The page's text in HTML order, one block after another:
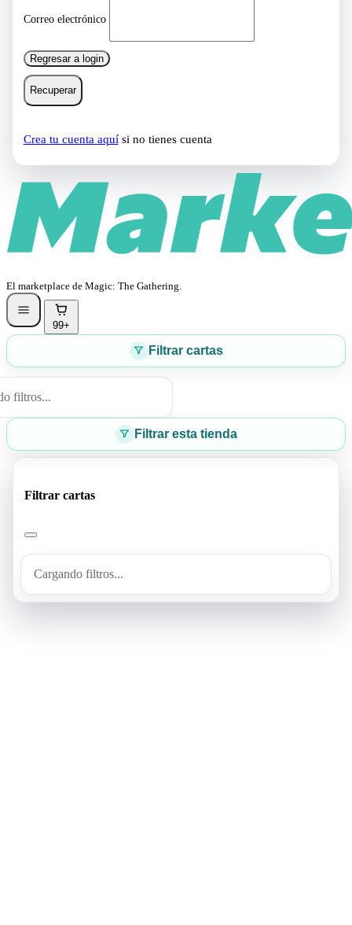
Correo electrónico
Regresar a login
Recuperar
Crea tu cuenta aquísi no tienes cuenta
El marketplace de Magic: The Gathering.
99+
Filtrar cartas
filtros...
Filtrar esta tienda
Filtrar cartas
Cargando filtros...